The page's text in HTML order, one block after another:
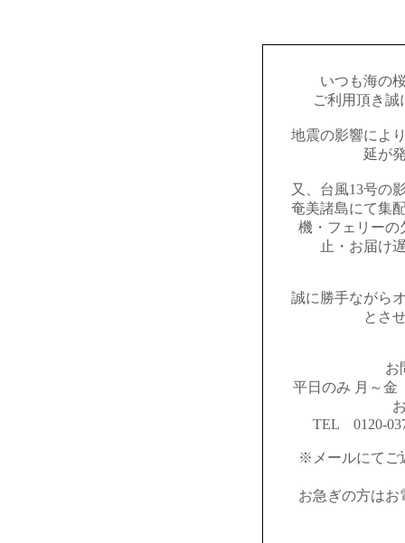
いつも海の
ご利用頂き
地震の影響によ
延が
又、台風13号の
奄美諸島にて集
機・フェリーの
止・お届け
誠に勝手ながら
とさ
お
平日のみ 月～
TEL 0120-
※メールにてご
お急ぎの方はお